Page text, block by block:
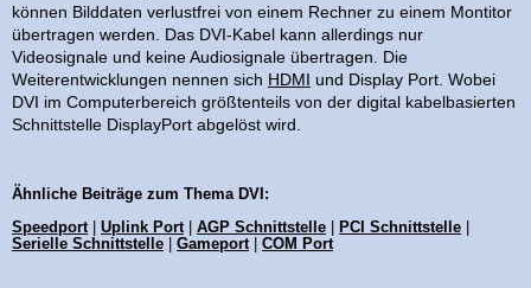
können Bilddaten verlustfrei von einem Rechner zu einem Montitor
übertragen werden. Das DVI-Kabel kann allerdings nur
Videosignale und keine Audiosignale übertragen. Die
Weiterentwicklungen nennen sich HDMI und Display Port. Wobei
DVI im Computerbereich größtenteils von der digital kabelbasierten
Schnittstelle DisplayPort abgelöst wird.
Ähnliche Beiträge zum Thema DVI:
Speedport| Uplink Port| AGP Schnittstelle PCI Schnittstelle
Serielle Schnittstelle
Gameport| COM Port